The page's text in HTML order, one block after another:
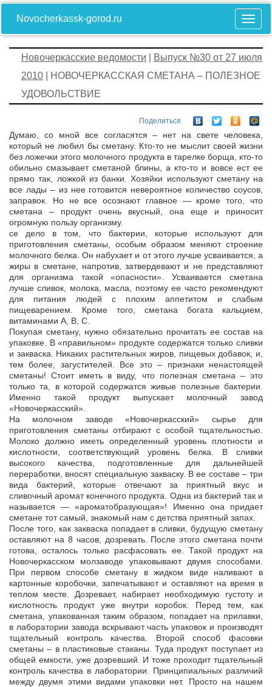
Novocherkassk-gorod.ru
Новочеркасские ведомости
Выпуск №30 от 27 июля
2010 | НОВОЧЕРКАССКАЯ СМЕТАНА – ПОЛЕЗНОЕ
УДОВОЛЬСТВИЕ
Поделиться
Думаю, со мной все согласятся – нет на свете человека,
который не любил бы сметану. Кто-то не мыслит своей жизни
без ложечки этого молочного продукта в тарелке борща, кто-то
обильно смазывает сметаной блины, а кто-то и вовсе ест ее
прямо так, ложкой из банки. Хозяйки используют сметану на
все лады – из нее готовится невероятное количество соусов,
заправок. Но не все осознают главное — кроме того, что
сметана – продукт очень вкусный, она еще и приносит
огромную пользу организму.
се дело в том, что бактерии, которые используют для
приготовления сметаны, особым образом меняют строение
молочного белка. Он набухает и от этого лучше усваивается, а
жиры в сметане, напротив, затвердевают и не представляют
для организма такой «опасности». Усваивается сметана
лучше сливок, молока, масла, поэтому ее часто рекомендуют
для питания людей с плохим аппетитом и слабым
пищеварением. Кроме того, сметана богата кальцием,
витаминами А, В, С.
Покупая сметану, нужно обязательно прочитать ее состав на
упаковке. В «правильном» продукте содержатся только сливки
и закваска. Никаких растительных жиров, пищевых добавок, и,
тем более, загустителей. Все это – признаки ненастоящей
сметаны! Стоит иметь в виду, что полезная сметана – это
только та, в которой содержатся живые полезные бактерии.
Именно такой продукт выпускает молочный завод
«Новочеркасский».
На молочном заводе «Новочеркасский» сырье для
приготовления сметаны отбирают с особой тщательностью.
Молоко должно иметь определенный уровень плотности и
кислотности, соответствующий уровень белка. В сливки
высокого качества, подготовленные для дальнейшей
переработки, вносят специальную закваску. В ее составе – три
вида бактерий, которые отвечают за приятный вкус и
сливочный аромат конечного продукта. Одна из бактерий так и
называется — «ароматобразующая»! Именно она придает
сметане тот самый, знакомый нам с детства приятный запах.
После того, как закваска попадает в сливки, будущую сметану
оставляют на 8 часов, дозревать. После этого сметана почти
готова, осталось только расфасовать ее. Такой продукт на
Новочеркасском молзаводе упаковывают двумя способами.
При первом способе сметану в жидком виде наливают в
картонные коробочки, запечатывают и оставляют на время в
теплом месте. Дозревает, набирает необходимую густоту и
кислотность продукт уже внутри коробок. Перед тем, как
сметана, упакованная таким образом, попадает на прилавки,
в лаборатории завода вскрывают часть упаковок и производят
тщательный контроль качества. Второй способ фасовки
сметаны – в пластиковые стаканы. Туда продукт поступает из
общей емкости, уже дозревший. И тоже проходит тщательный
контроль качества в лаборатории. Принципиальных различий
между двумя этими видами упаковки нет. Просто на нашем